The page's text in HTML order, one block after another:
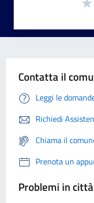
Contatta il
Leggi le
Richiedi
Chiama il
Prenota un
Problemi in città